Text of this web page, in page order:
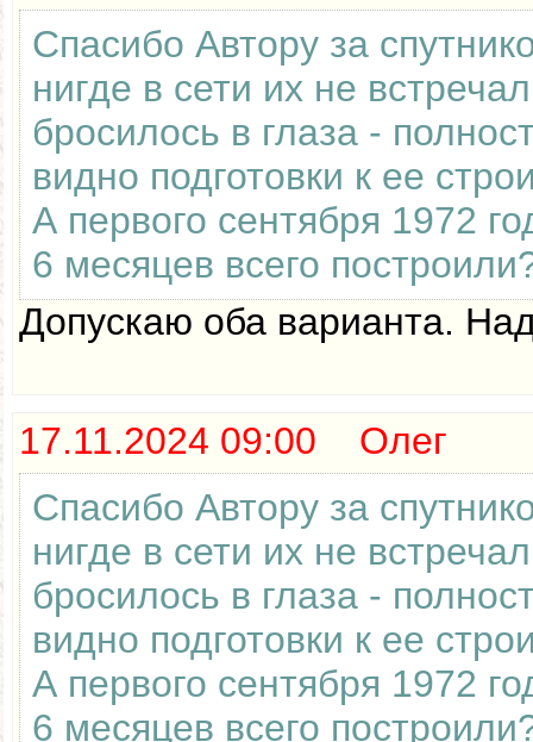
Спасибо Автору за
нигде в сети их не
бросилось в глаза -
видно подготовки к ее
А первого сентября 1972
6 месяцев всего
Допускаю оба варианта.
17.11.2024 09:00 Олег
Спасибо Автору за
нигде в сети их не
бросилось в глаза -
видно подготовки к ее
А первого сентября 1972
6 месяцев всего